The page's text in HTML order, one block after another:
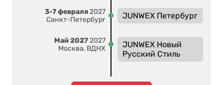
3-7 февраля2027
Санкт-Петербург
JUNWEX Петербург
Май 20272027
Москва, ВДНХ
JUNWEX Новый
Русский Стиль